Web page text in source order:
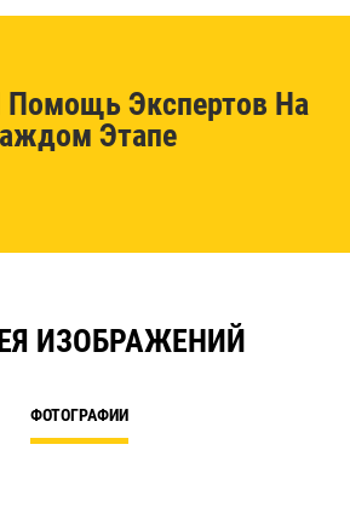
Помощь Экспертов На
Этапе
ИЗОБРАЖЕНИЙ
ФОТОГРАФИИ